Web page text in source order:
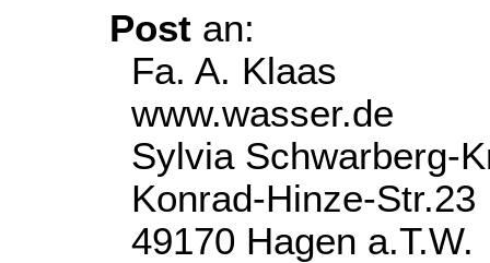
Postan:
Fa. A. Klaas
www.wasser.de
Sylvia Schwarberg-
Konrad-Hinze-Str.23
49170 Hagen a.T.W.